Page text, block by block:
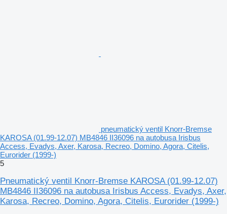
pneumatický ventil Knorr-Bremse
KAROSA (01.99-12.07) MB4846 II36096 na autobusa Irisbus
Access, Evadys, Axer, Karosa, Recreo, Domino, Agora, Citelis,
Eurorider (1999-)
5
Pneumatický ventil Knorr-Bremse KAROSA (01.99-12.07)
MB4846 II36096 na autobusa Irisbus Access, Evadys, Axer,
Karosa, Recreo, Domino, Agora, Citelis, Eurorider (1999-)